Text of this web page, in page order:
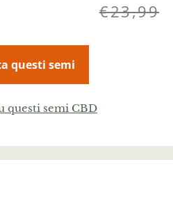
€23,99
questi semi
questi semi CBD